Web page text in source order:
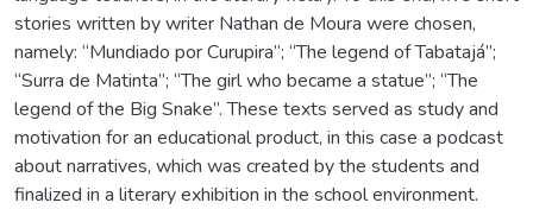
stories written by writer Nathan de Moura were chosen,
namely: “Mundiado por Curupira”; “The legend of Tabatajá”;
“Surra de Matinta”; “The girl who became a statue”; “The
legend of the Big Snake”. These texts served as study and
motivation for an educational product, in this case a podcast
about narratives, which was created by the students and
finalized in a literary exhibition in the school environment.